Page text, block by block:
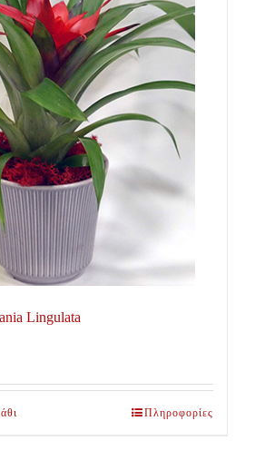
Lingulata
Πληροφορίες